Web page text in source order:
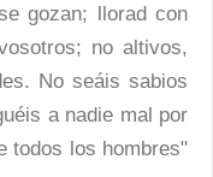
gozan; llorad con
no altivos,
No seáis sabios
a nadie mal por
todos los hombres"